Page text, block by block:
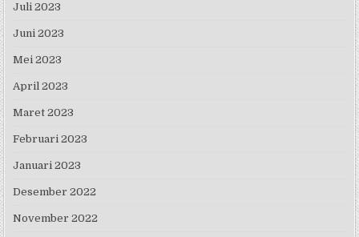
Juli 2023
Juni 2023
Mei 2023
April 2023
Maret 2023
Februari 2023
Januari 2023
Desember 2022
November 2022